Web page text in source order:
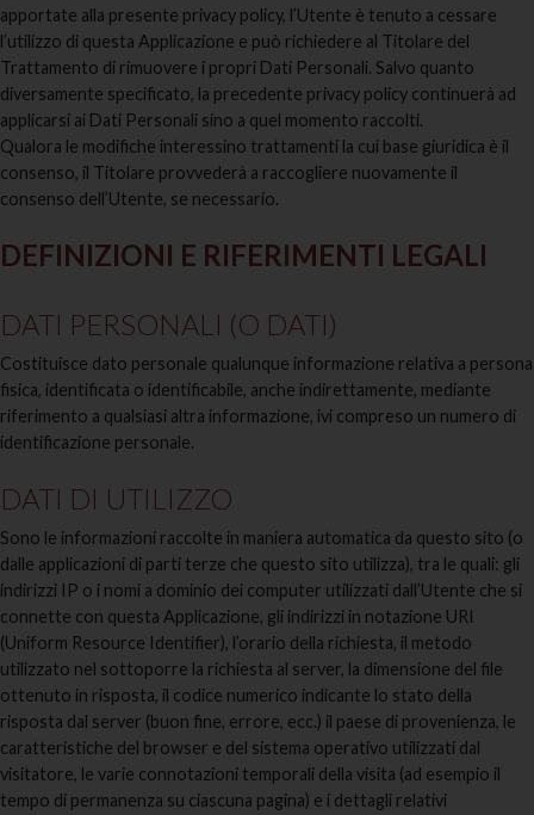
apportate alla presente privacy policy, l’Utente è tenuto a cessare
l’utilizzo di questa Applicazione e può richiedere al Titolare del
Trattamento di rimuovere i propri Dati Personali. Salvo quanto
diversamente specificato, la precedente privacy policy continuerà ad
applicarsi ai Dati Personali sino a quel momento raccolti.
Qualora le modifiche interessino trattamenti la cui base giuridica è il
consenso, il Titolare provvederà a raccogliere nuovamente il
consenso dell’Utente, se necessario.
DEFINIZIONI E RIFERIMENTI LEGALI
DATI PERSONALI (O DATI)
Costituisce dato personale qualunque informazione relativa a persona
fisica, identificata o identificabile, anche indirettamente, mediante
riferimento a qualsiasi altra informazione, ivi compreso un numero di
identificazione personale.
DATI DI UTILIZZO
Sono le informazioni raccolte in maniera automatica da questo sito (o
dalle applicazioni di parti terze che questo sito utilizza), tra le quali: gli
indirizzi IP o i nomi a dominio dei computer utilizzati dall’Utente che si
connette con questa Applicazione, gli indirizzi in notazione URI
(Uniform Resource Identifier), l’orario della richiesta, il metodo
utilizzato nel sottoporre la richiesta al server, la dimensione del file
ottenuto in risposta, il codice numerico indicante lo stato della
risposta dal server (buon fine, errore, ecc.) il paese di provenienza, le
caratteristiche del browser e del sistema operativo utilizzati dal
visitatore, le varie connotazioni temporali della visita (ad esempio il
tempo di permanenza su ciascuna pagina) e i dettagli relativi